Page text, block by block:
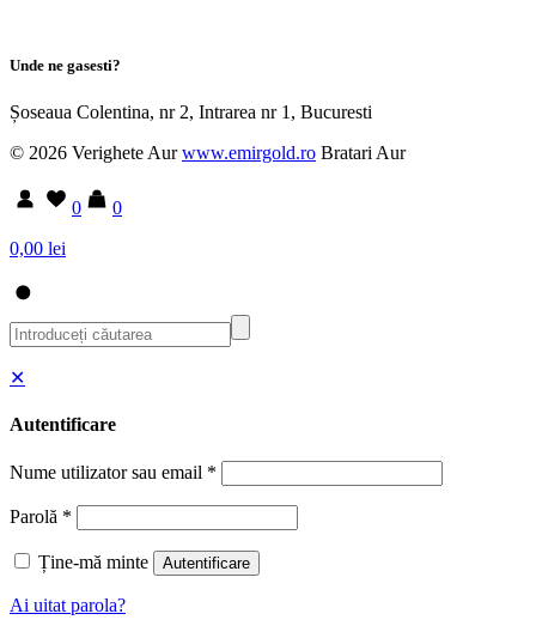
Unde ne gasesti?
Șoseaua Colentina, nr 2, Intrarea nr 1, Bucuresti
© 2026 Verighete Aurwww.emirgold.ro Bratari Aur
0
0
0,00 lei
✕
Autentificare
Nume utilizator sau email *
Parolă *
Ține-mă minte Autentificare
Ai uitat parola?